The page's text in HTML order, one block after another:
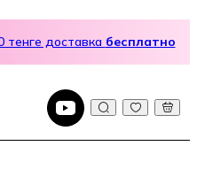
тенге доставка бесплатно